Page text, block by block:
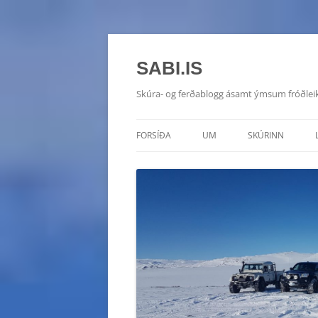
SABI.IS
Skúra- og ferðablogg ásamt ýmsum
FORSÍÐA UM SKÚRINN
SUZUKI VITARA